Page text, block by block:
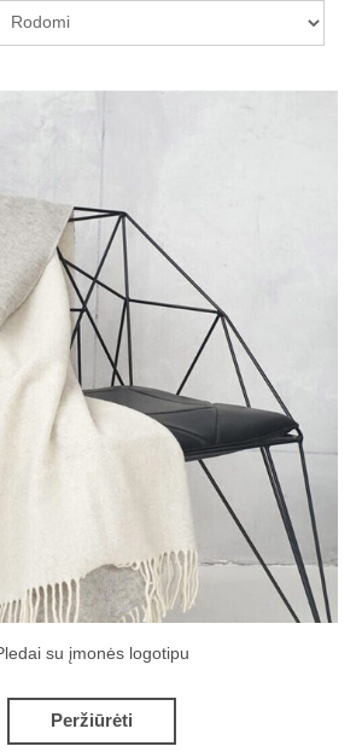
su įmonės logotipu
Peržiūrėti